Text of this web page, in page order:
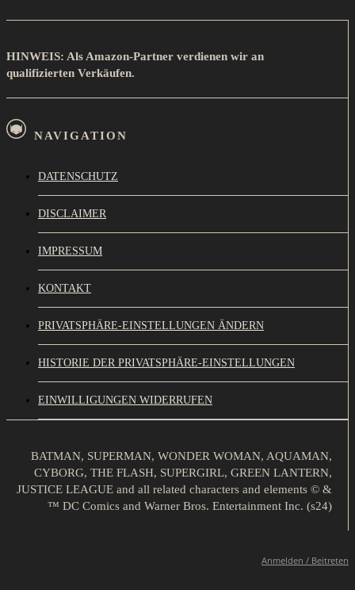
HINWEIS: Als Amazon-Partner verdienen wir an
qualifizierten Verkäufen.
NAVIGATION
DATENSCHUTZ
DISCLAIMER
IMPRESSUM
KONTAKT
PRIVATSPHÄRE-EINSTELLUNGEN ÄNDERN
HISTORIE DER PRIVATSPHÄRE-EINSTELLUNGEN
EINWILLIGUNGEN WIDERRUFEN
BATMAN, SUPERMAN, WONDER WOMAN, AQUAMAN,
CYBORG, THE FLASH, SUPERGIRL, GREEN LANTERN,
JUSTICE LEAGUE and all related characters and elements © &
™ DC Comics and Warner Bros. Entertainment Inc. (s24)
Anmelden / Beitreten